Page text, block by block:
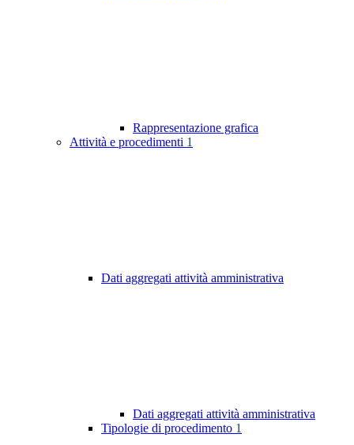
Rappresentazione grafica
Attività e procedimenti 1
Dati aggregati attività amministrativa
Dati aggregati attività amministrativa
Tipologie di procedimento 1